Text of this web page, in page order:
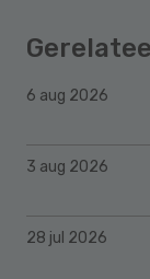
6 aug 2026
3 aug 2026
28 jul 2026